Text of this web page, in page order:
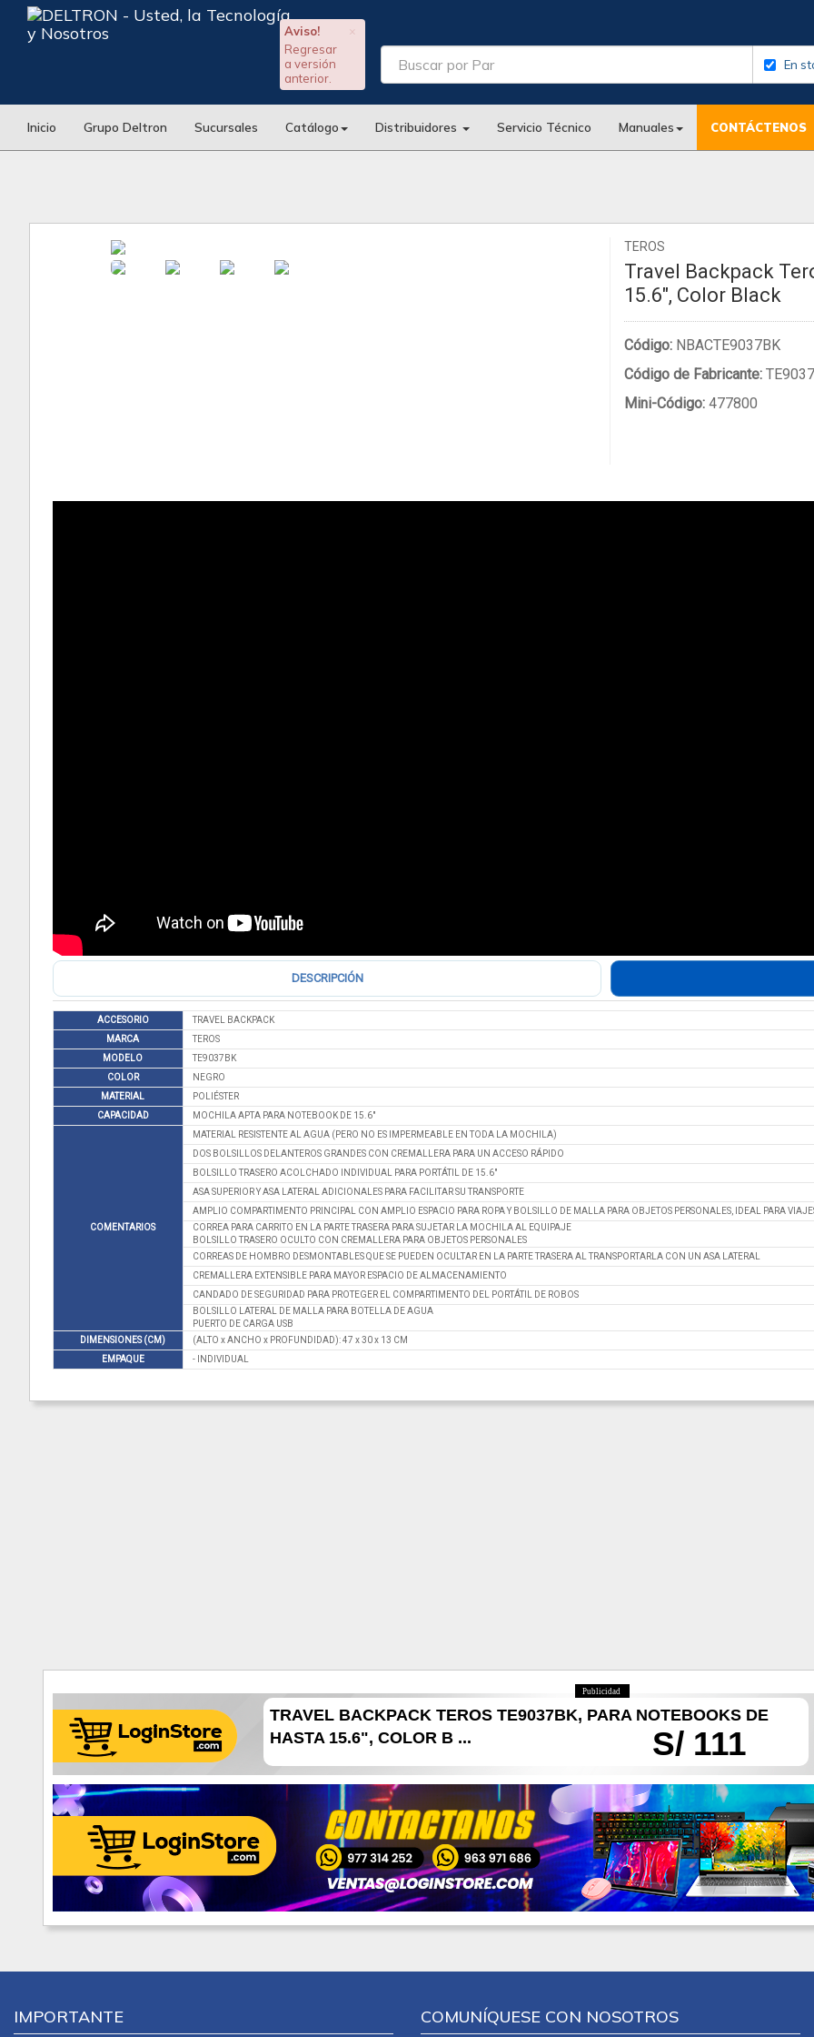
×
Aviso!
Regresar
a versión
anterior.
En
Inicio Grupo Deltron Sucursales Catálogo Distribuidores Servicio Técnico Manuales CONTÁCTENOS
TEROS
Travel Backpack
15.6", Color Black
Código: NBACTE9037BK
Código de Fabricante:
Mini-Código: 477800
DESCRIPCIÓN
ACCESORIO
TRAVEL BACKPACK
MARCA
TEROS
MODELO
TE9037BK
COLOR
NEGRO
MATERIAL
POLIÉSTER
CAPACIDAD
MOCHILA APTA PARA NOTEBOOK DE 15.6"
COMENTARIOS
MATERIAL RESISTENTE AL AGUA (PERO NO ES IMPERMEABLE EN TODA LA MOCHILA)
DOS BOLSILLOS DELANTEROS GRANDES CON CREMALLERA PARA UN ACCESO RÁPIDO
BOLSILLO TRASERO ACOLCHADO INDIVIDUAL PARA PORTÁTIL DE 15.6"
ASA SUPERIOR Y ASA LATERAL ADICIONALES PARA FACILITAR SU TRANSPORTE
AMPLIO COMPARTIMENTO PRINCIPAL CON AMPLIO ESPACIO PARA ROPA Y BOLSILLO DE MALLA PARA OBJETOS PERSONALES, IDEAL PARA
CORREA PARA CARRITO EN LA PARTE TRASERA PARA SUJETAR LA MOCHILA AL EQUIPAJE
BOLSILLO TRASERO OCULTO CON CREMALLERA PARA OBJETOS PERSONALES
CORREAS DE HOMBRO DESMONTABLES QUE SE PUEDEN OCULTAR EN LA PARTE TRASERA AL TRANSPORTARLA CON UN ASA LATERAL
CREMALLERA EXTENSIBLE PARA MAYOR ESPACIO DE ALMACENAMIENTO
CANDADO DE SEGURIDAD PARA PROTEGER EL COMPARTIMENTO DEL PORTÁTIL DE ROBOS
BOLSILLO LATERAL DE MALLA PARA BOTELLA DE AGUA
PUERTO DE CARGA USB
DIMENSIONES (CM)
(ALTO x ANCHO x PROFUNDIDAD): 47 x 30 x 13 CM
EMPAQUE
- INDIVIDUAL
Publicidad
S/ 111
TRAVEL BACKPACK TEROS TE9037BK, PARA NOTEBOOKS DE
HASTA 15.6", COLOR B ...
IMPORTANTE COMUNÍQUESE CON NOSOTROS